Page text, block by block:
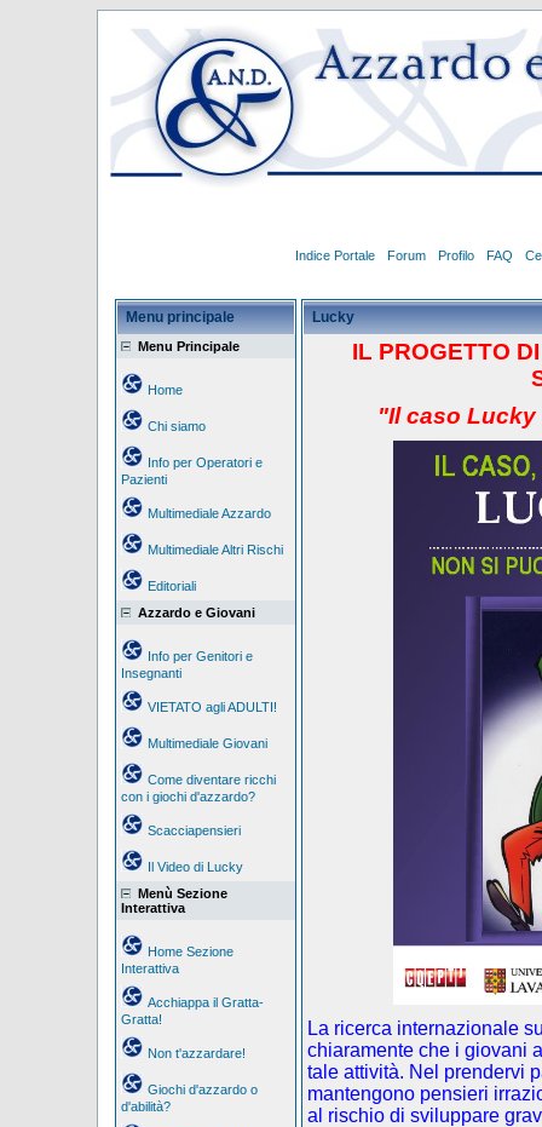
Indice Portale Forum Profilo FAQ
Menu principale
Menu Principale
Home
Chi siamo
Info per Operatori e
Pazienti
Multimediale Azzardo
Multimediale Altri Rischi
Editoriali
Azzardo e Giovani
Info per Genitori e
Insegnanti
VIETATO agli ADULTI!
Multimediale Giovani
Come diventare ricchi
con i giochi d'azzardo?
Scacciapensieri
Il Video di Lucky
Menù Sezione
Interattiva
Home Sezione
Interattiva
Acchiappa il Gratta-
Gratta!
Non t'azzardare!
Giochi d'azzardo o
d'abilità?
Lucky
IL PROGETTO
"Il caso
La ricerca internazionale
chiaramente che i giovani
tale attività. Nel prendervi
mantengono pensieri
al rischio di sviluppare